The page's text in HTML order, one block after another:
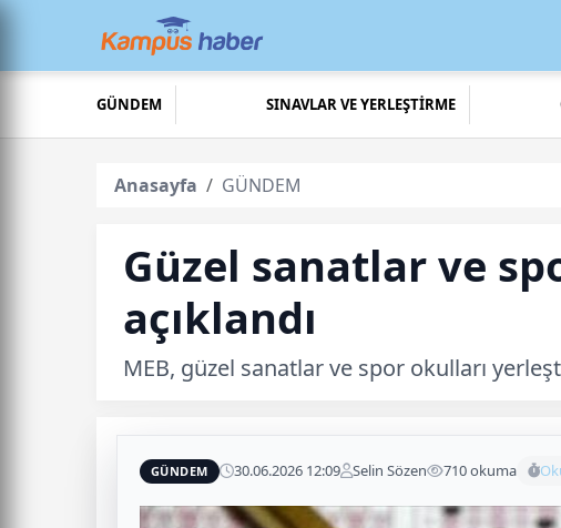
GÜNDEM SINAVLAR VE YERLEŞTİRME
Anasayfa GÜNDEM
Güzel sanatlar ve
açıklandı
MEB, güzel sanatlar ve spor okulları
GÜNDEM 30.06.2026 12:09 Selin Sözen 710 okuma